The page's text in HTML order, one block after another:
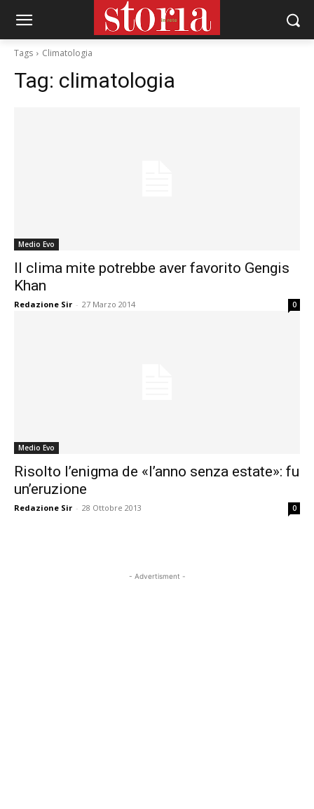
Tags Climatologia
Tag: climatologia
Medio Evo
Il clima mite potrebbe aver favorito Gengis
Khan
Redazione Sir - 27 Marzo 2014 0
Medio Evo
Risolto l’enigma de «l’anno senza estate»: fu
un’eruzione
Redazione Sir - 28 Ottobre 2013 0
- Advertisment -